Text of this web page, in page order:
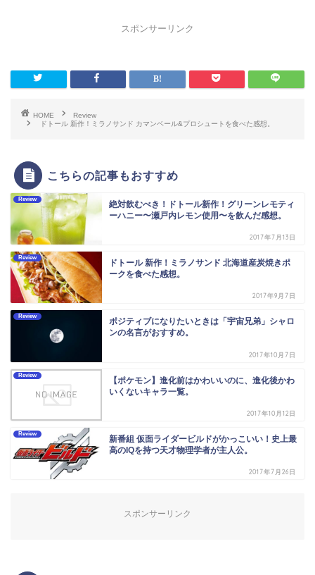
スポンサーリンク
HOME
Review
ドトール 新作！ミラノサンド カマンベール&プロシュートを食べた感想。
こちらの記事もおすすめ
Review
絶対飲むべき！ドトール新作！グリーンレモティ
ーハニー〜瀬戸内レモン使用〜を飲んだ感想。
2017年7月13日
Review
ドトール 新作！ミラノサンド 北海道産炭焼きポ
ークを食べた感想。
2017年9月7日
Review
ポジティブになりたいときは「宇宙兄弟」シャロ
ンの名言がおすすめ。
2017年10月7日
Review
【ポケモン】進化前はかわいいのに、進化後かわ
いくないキャラ一覧。
2017年10月12日
Review
新番組 仮面ライダービルドがかっこいい！史上最
高のIQを持つ天才物理学者が主人公。
2017年7月26日
スポンサーリンク